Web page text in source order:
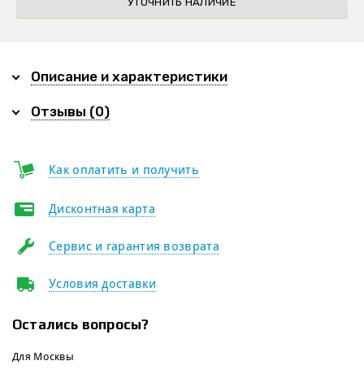
Описание и характеристики
Отзывы (0)
Как оплатить и получить
Дисконтная карта
Сервис и гарантия возврата
Условия доставки
Остались вопросы?
Для Москвы